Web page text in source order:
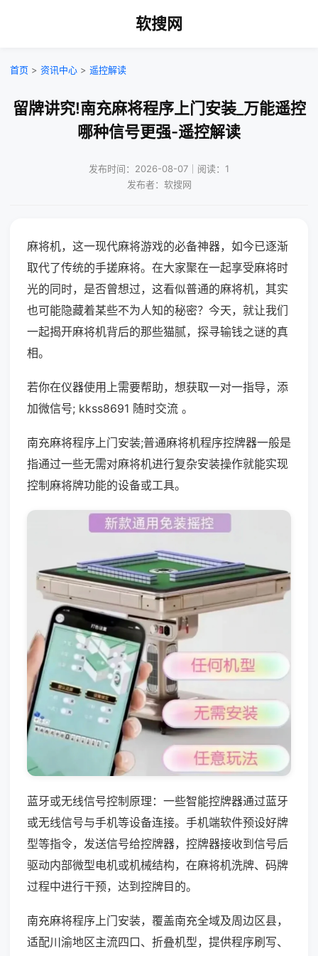
软搜网
首页 > 资讯中心 > 遥控解读
留牌讲究!南充麻将程序上门安装_万能遥控
哪种信号更强-遥控解读
发布时间：2026-08-07｜阅读：1
发布者：软搜网
麻将机，这一现代麻将游戏的必备神器，如今已逐渐
取代了传统的手搓麻将。在大家聚在一起享受麻将时
光的同时，是否曾想过，这看似普通的麻将机，其实
也可能隐藏着某些不为人知的秘密？今天，就让我们
一起揭开麻将机背后的那些猫腻，探寻输钱之谜的真
相。
若你在仪器使用上需要帮助，想获取一对一指导，添
加微信号; kkss8691 随时交流 。
南充麻将程序上门安装;普通麻将机程序控牌器一般是
指通过一些无需对麻将机进行复杂安装操作就能实现
控制麻将牌功能的设备或工具。
蓝牙或无线信号控制原理：一些智能控牌器通过蓝牙
或无线信号与手机等设备连接。手机端软件预设好牌
型等指令，发送信号给控牌器，控牌器接收到信号后
驱动内部微型电机或机械结构，在麻将机洗牌、码牌
过程中进行干预，达到控牌目的。
南充麻将程序上门安装，覆盖南充全域及周边区县，
适配川渝地区主流四口、折叠机型，提供程序刷写、